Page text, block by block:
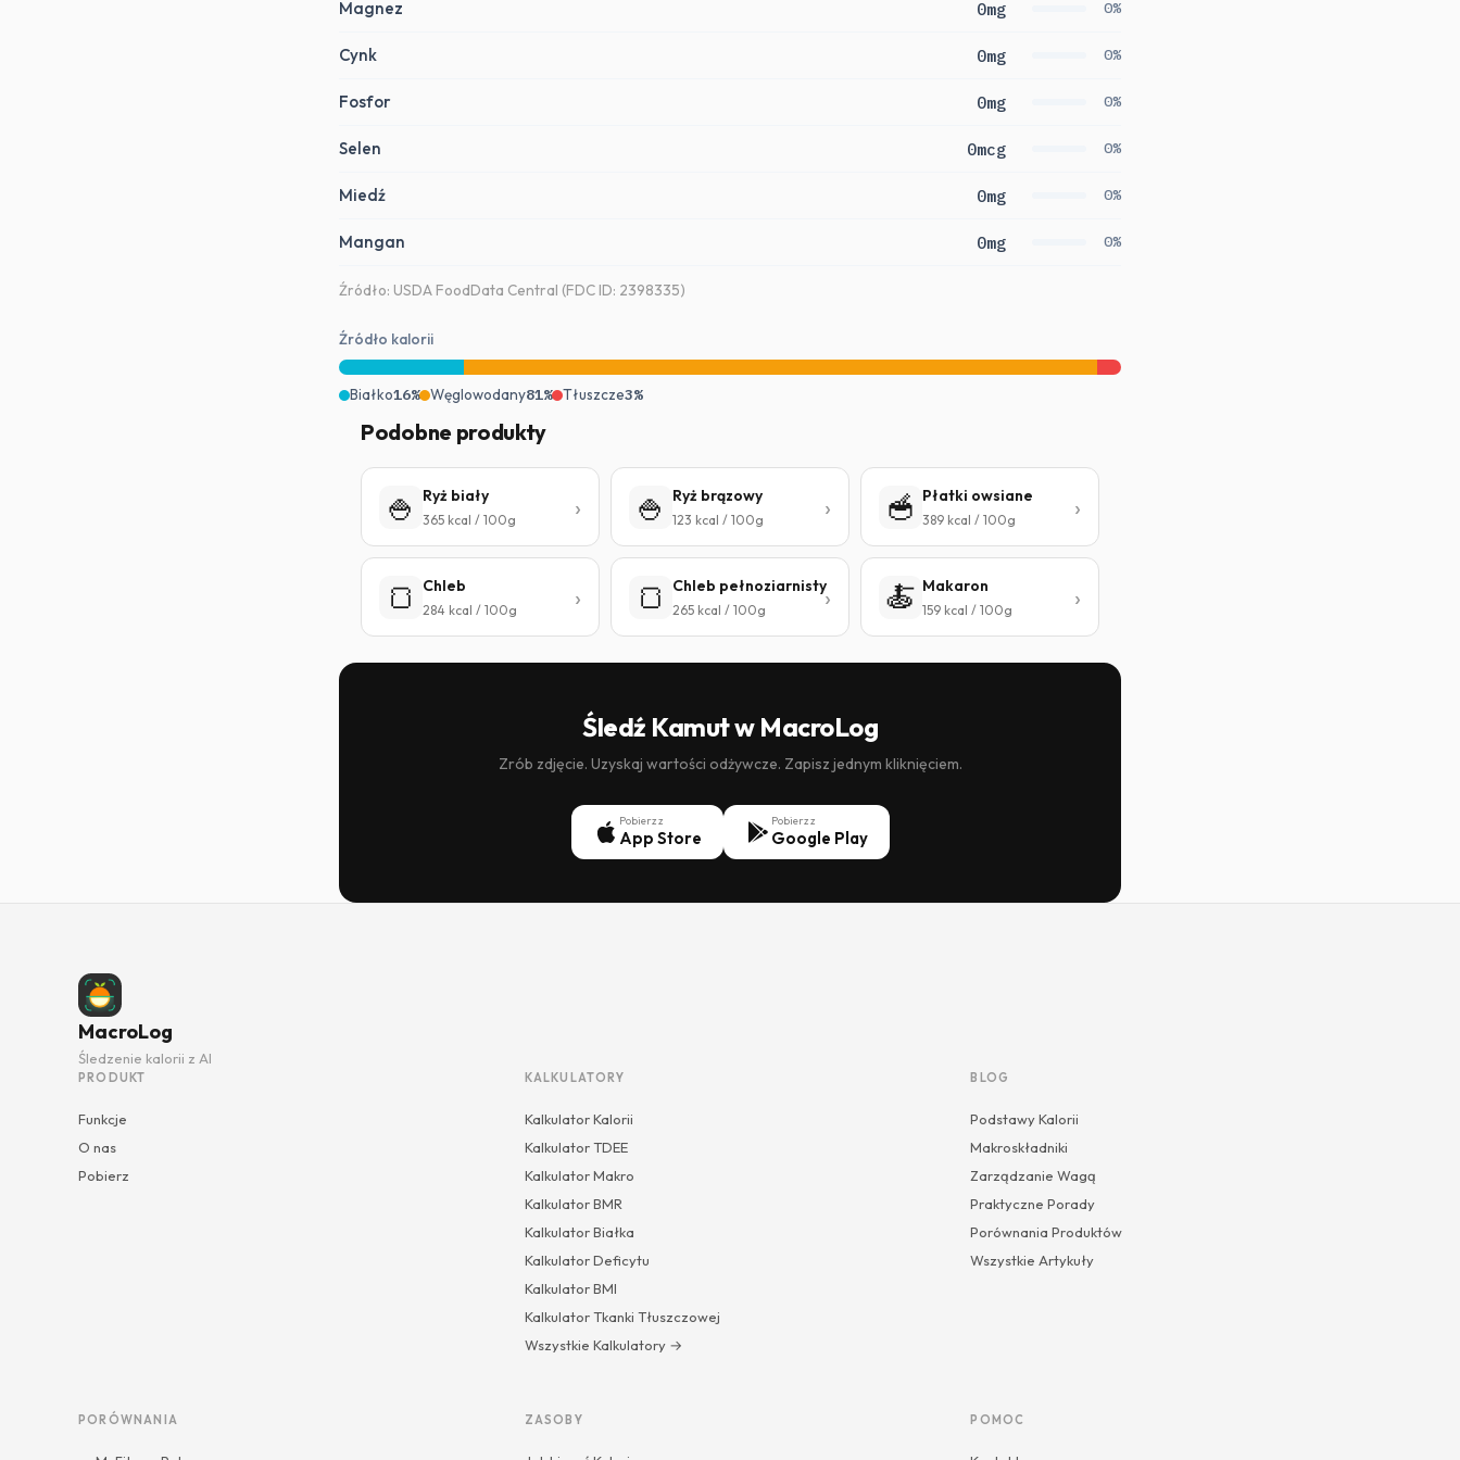
Magnez 0mg 0%
Cynk 0mg 0%
Fosfor 0mg 0%
Selen 0mcg 0%
Miedź 0mg 0%
Mangan 0mg 0%
Źródło: USDA FoodData Central (FDC ID: 2398335)
Źródło kalorii
Białko16% Węglowodany81% Tłuszcze3%
Podobne produkty
🍚 Ryż biały
365 kcal / 100g 🍚 Ryż brązowy
123 kcal / 100g 🥣 Płatki owsiane
389 kcal / 100g
🍞 Chleb
284 kcal / 100g 🍞 Chleb pełnoziarnisty
265 kcal / 100g 🍝 Makaron
159 kcal / 100g
Śledź Kamut w MacroLog
Zrób zdjęcie. Uzyskaj wartości odżywcze. Zapisz jednym kliknięciem.
Pobierz z
App Store
Pobierz z
Google Play
MacroLog
Śledzenie kalorii z AI
PRODUKT
Funkcje
O nas
Pobierz
KALKULATORY
Kalkulator Kalorii
Kalkulator TDEE
Kalkulator Makro
Kalkulator BMR
Kalkulator Białka
Kalkulator Deficytu
Kalkulator BMI
Kalkulator Tkanki Tłuszczowej
Wszystkie Kalkulatory →
BLOG
Podstawy Kalorii
Makroskładniki
Zarządzanie Wagą
Praktyczne Porady
Porównania Produktów
Wszystkie Artykuły
PORÓWNANIA ZASOBY POMOC